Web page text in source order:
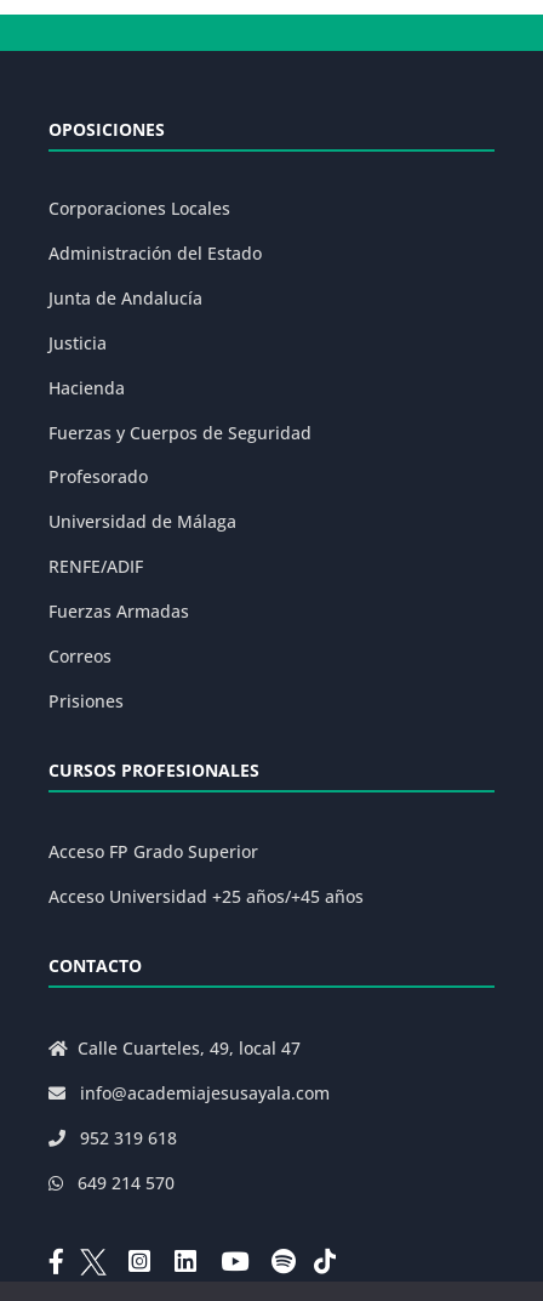
OPOSICIONES
Corporaciones Locales
Administración del Estado
Junta de Andalucía
Justicia
Hacienda
Fuerzas y Cuerpos de Seguridad
Profesorado
Universidad de Málaga
RENFE/ADIF
Fuerzas Armadas
Correos
Prisiones
CURSOS PROFESIONALES
Acceso FP Grado Superior
Acceso Universidad +25 años/+45 años
CONTACTO
Calle Cuarteles, 49, local 47
info@academiajesusayala.com
952 319 618
649 214 570